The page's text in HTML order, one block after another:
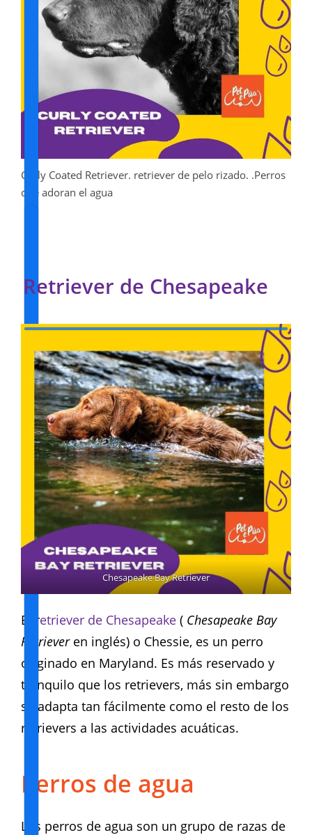
Curly Coated Retriever. retriever de pelo rizado. .Perros
que adoran el agua
Retriever de Chesapeake
Chesapeake Bay Retriever
El retriever de Chesapeake ( Chesapeake Bay
Retriever en inglés) o Chessie, es un perro
originado en Maryland. Es más reservado y
tranquilo que los retrievers, más sin embargo
se adapta tan fácilmente como el resto de los
retrievers a las actividades acuáticas.
Perros de agua
Los perros de agua son un grupo de razas de